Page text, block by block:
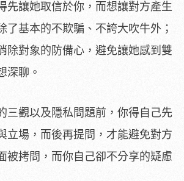
先讓她取信於你，而想讓對方產生
了基本的不欺騙、不誇大吹牛外；
除對象的防備心，避免讓她感到雙
深聊。
三觀以及隱私問題前，你得自己先
立場，而後再提問，才能避免對方
被拷問，而你自己卻不分享的疑慮